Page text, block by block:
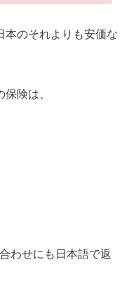
本のそれよりも安価な
険は、
わせにも日本語で返